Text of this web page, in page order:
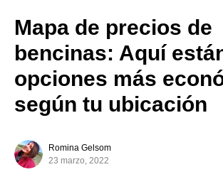
Mapa de precios de
bencinas: Aquí
opciones más
según tu ubicación
Romina Gelsom
23 marzo, 2022